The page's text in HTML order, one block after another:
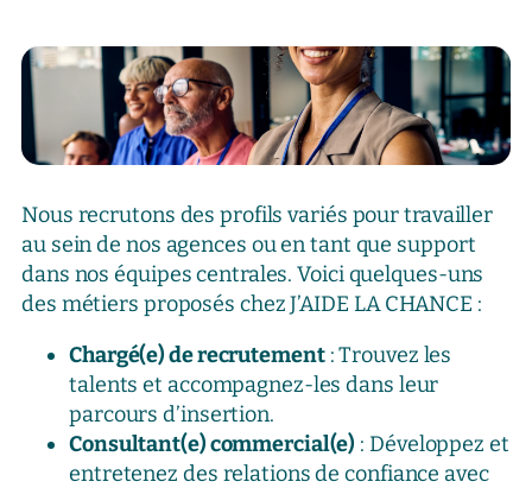
Nous recrutons des profils variés pour travailler
au sein de nos agences ou en tant que support
dans nos équipes centrales. Voici quelques-uns
des métiers proposés chez J’AIDE LA CHANCE :
Chargé(e) de recrutement: Trouvez les
talents et accompagnez-les dans leur
parcours d’insertion.
Consultant(e) commercial(e) : Développez et
entretenez des relations de confiance avec